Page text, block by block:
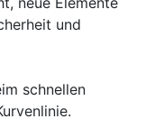
und
schnellen